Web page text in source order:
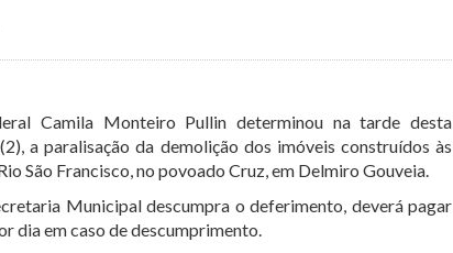
Camila Monteiro Pullin determinou na tarde desta
a paralisação da demolição dos imóveis construídos às
São Francisco, no povoado Cruz, em Delmiro Gouveia.
Municipal descumpra o deferimento, deverá pagar
dia em caso de descumprimento.